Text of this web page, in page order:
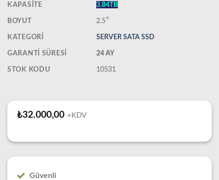
KAPASITE 3.84TB
BOYUT 2.5″
KATEGORI SERVER SATA SSD
GARANTI SÜRESI 24 AY
STOK KODU 10531
₺32.000,00 +KDV
Güvenli